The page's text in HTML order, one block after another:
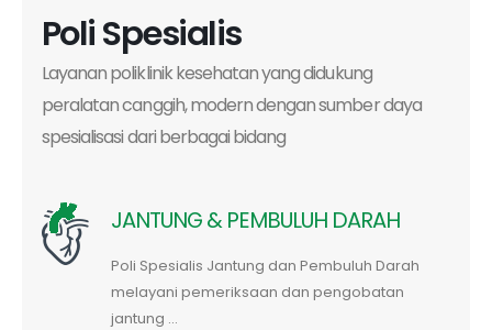
Poli Spesialis
Layanan poliklinik kesehatan yang didukung
peralatan canggih, modern dengan sumber daya
spesialisasi dari berbagai bidang
JANTUNG & PEMBULUH DARAH
Poli Spesialis Jantung dan Pembuluh Darah
melayani pemeriksaan dan pengobatan
jantung ...